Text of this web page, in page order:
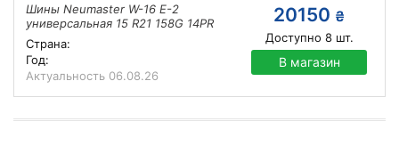
Шины Neumaster W-16 E-2
универсальная 15 R21 158G 14PR
Страна:
Год:
Актуальность 06.08.26
20150 ₴
Доступно 8шт.
В магазин